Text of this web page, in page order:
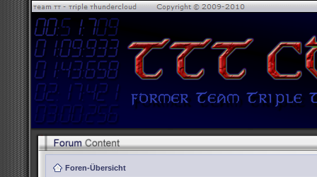
Foren-Übersicht